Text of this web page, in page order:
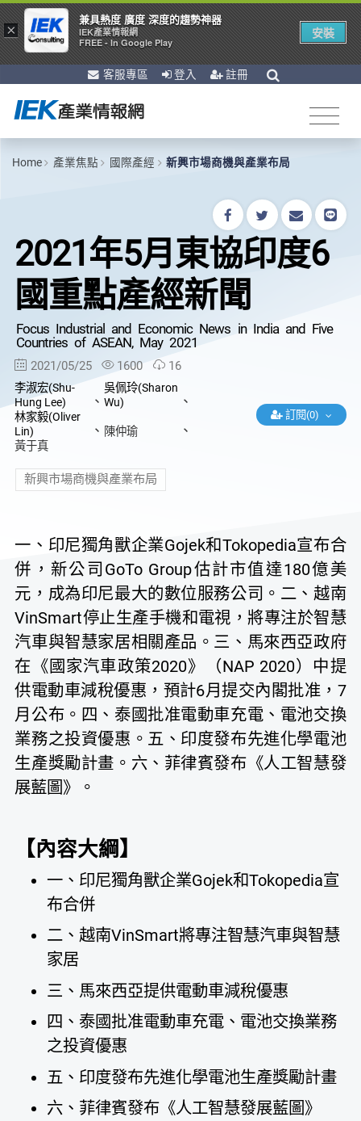
客服專區 登入 註冊
Home 產業焦點 國際產經 新興市場商機與產業布局
2021年5月東協印度6
國重點產經新聞
Focus Industrial and Economic News in India and Five
Countries of ASEAN, May 2021
2021/05/25 1600 16
李淑宏(Shu-
Hung Lee)
、
吳佩玲(Sharon
Wu)
、
林家毅(Oliver
Lin)
、 陳仲瑜 、
黃于真
訂閱(0)
新興市場商機與產業布局
一、印尼獨角獸企業Gojek和Tokopedia宣布合
併，新公司GoTo Group估計市值達180億美
元，成為印尼最大的數位服務公司。二、越南
VinSmart停止生產手機和電視，將專注於智慧
汽車與智慧家居相關產品。三、馬來西亞政府
在《國家汽車政策2020》（NAP 2020）中提
供電動車減稅優惠，預計6月提交內閣批准，7
月公布。四、泰國批准電動車充電、電池交換
業務之投資優惠。五、印度發布先進化學電池
生產獎勵計畫。六、菲律賓發布《人工智慧發
展藍圖》。
【內容大綱】
一、印尼獨角獸企業Gojek和Tokopedia宣
布合併
二、越南VinSmart將專注智慧汽車與智慧
家居
三、馬來西亞提供電動車減稅優惠
四、泰國批准電動車充電、電池交換業務
之投資優惠
五、印度發布先進化學電池生產獎勵計畫
六、菲律賓發布《人工智慧發展藍圖》
×
兼具熱度 廣度 深度的趨勢神器
IEK產業情報網
FREE - In Google Play
安裝